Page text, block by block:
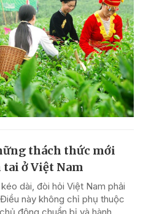
thách thức mới
ở Việt Nam
dài, đòi hỏi Việt Nam phải
này không chỉ phụ thuộc